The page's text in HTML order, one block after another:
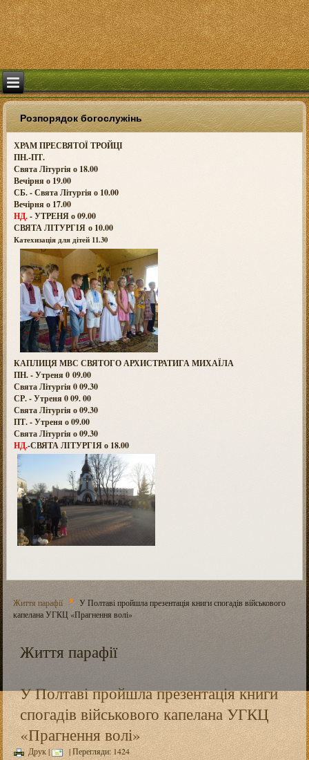
Розпорядок богослужінь
ХРАМ ПРЕСВЯТОЇ ТРОЙЦІ
ПН.-ПТ.
Свята Літургія о 18.00
Вечірня о 19.00
СБ. - Свята Літургія о 10.00
Вечірня о 17.00
НД.- УТРЕНЯ о 09.00
СВЯТА ЛІТУРГІЯ о 10.00
Катехизація для дітей 11.30
КАПЛИЦЯ МВС СВЯТОГО АРХИСТРАТИГА МИХАЇЛА
ПН. - Утреня 0 09.00
Свята Літургія 0 09.30
СР. - Утреня 0 09. 00
Свята Літургія о 09.30
ПТ. - Утреня о 09.00
Свята Літургія о 09.30
НД.-СВЯТА ЛІТУРГІЯ о 18.00
Життя парафії
У Полтаві пройшла презентація книги спогадів військового
капелана УГКЦ «Прагнення волі»
Життя парафії
У Полтаві пройшла презентація книги
спогадів військового капелана УГКЦ
«Прагнення волі»
Друк| | Перегляди: 1424